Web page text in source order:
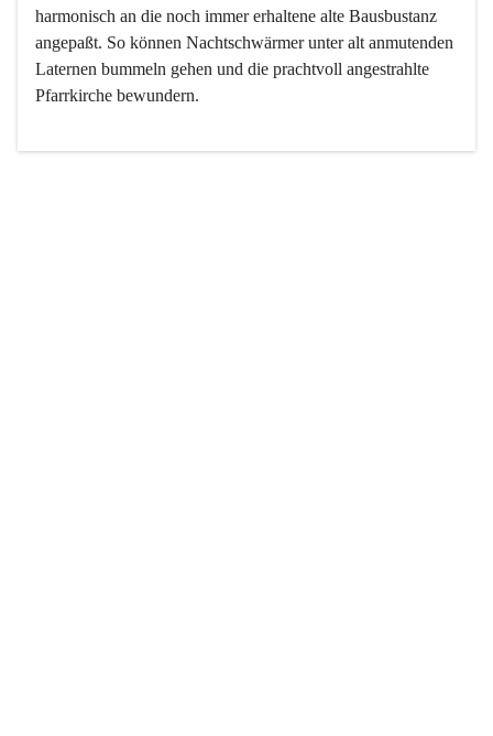
harmonisch an die noch immer erhaltene alte Bausbustanz
angepaßt. So können Nachtschwärmer unter alt anmutenden
Laternen bummeln gehen und die prachtvoll angestrahlte
Pfarrkirche bewundern.
Der Weinbau dominert heute nicht mehr, ist aber integrativer